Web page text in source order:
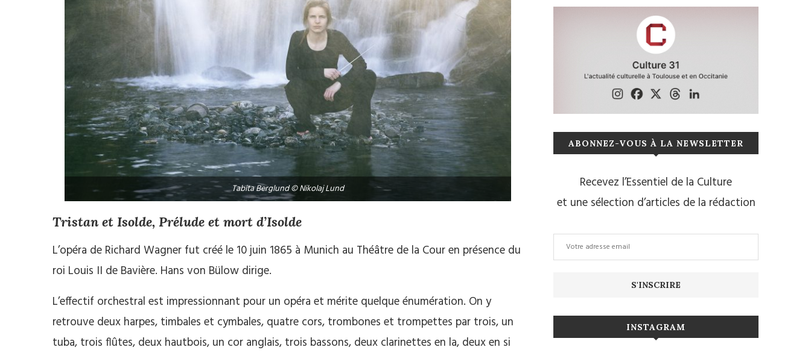
Tabita Berglund © Nikolaj Lund
Tristan et Isolde, Prélude et mort d’Isolde
L’opéra de Richard Wagner fut créé le 10 juin 1865 à Munich au Théâtre de la Cour en présence du
roi Louis II de Bavière. Hans von Bülow dirige.
L’effectif orchestral est impressionnant pour un opéra et mérite quelque énumération. On y
retrouve deux harpes, timbales et cymbales, quatre cors, trombones et trompettes par trois, un
tuba, trois flûtes, deux hautbois, un cor anglais, trois bassons, deux clarinettes en la, deux en si
ABONNEZ-VOUS À LA NEWSLETTER
Recevez l’Essentiel de la Culture
et une sélection d’articles de la rédaction
INSTAGRAM